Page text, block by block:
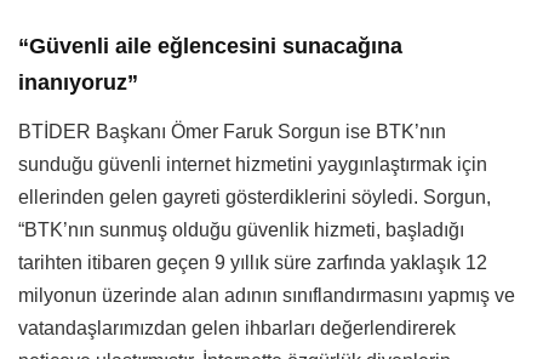
“Güvenli aile eğlencesini sunacağına
inanıyoruz”
BTİDER Başkanı Ömer Faruk Sorgun ise BTK’nın
sunduğu güvenli internet hizmetini yaygınlaştırmak için
ellerinden gelen gayreti gösterdiklerini söyledi. Sorgun,
“BTK’nın sunmuş olduğu güvenlik hizmeti, başladığı
tarihten itibaren geçen 9 yıllık süre zarfında yaklaşık 12
milyonun üzerinde alan adının sınıflandırmasını yapmış ve
vatandaşlarımızdan gelen ihbarları değerlendirerek